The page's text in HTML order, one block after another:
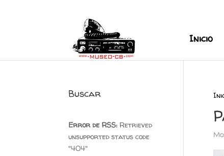
Inicio
Buscar
Error de RSS: Retrieved
unsupported status code
"404"